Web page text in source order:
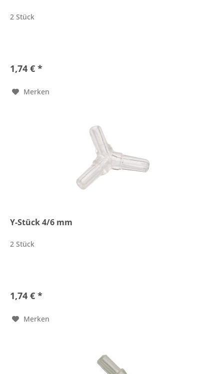
2 Stück
1,74 € *
Merken
Y-Stück 4/6 mm
2 Stück
1,74 € *
Merken